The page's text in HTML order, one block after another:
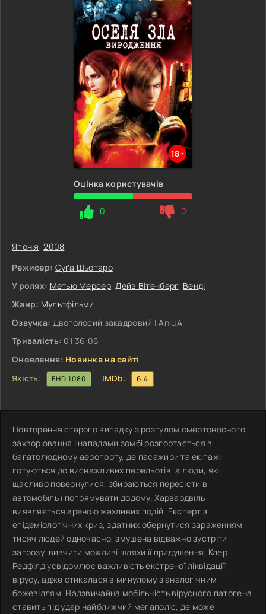
18+
Оцінка користувачів
0 0
Японія,2008
Режисер: Суґа Шьотаро
У ролях: Метью Мерсер,Дейв Вітенберґ, Венді
Жанр: Мультфільми
Озвучка: Двоголосий закадровий | AniUA
Тривалість: 01:36:06
Оновлення: Новинка на сайті
Якість:
FHD 1080 IMDb: 6.4
Повторення старого випадку з розгулом смертоносного
захворювання і нападами зомбі розгортається в
багатолюдному аеропорту, де пасажири та екіпажі
готуються до виснажливих перельотів, а люди, які
щасливо повернулися, збираються пересісти в
автомобіль і попрямувати додому. Харвардвіль
виявляється ареною жахливих подій. Експерт з
епідеміологічних криз, здатних обернутися зараженням
тисяч людей одночасно, змушена відважно зустріти
загрозу, вивчити можливі шляхи її придушення. Клер
Редфілд усвідомлює важливість екстреної ліквідації
вірусу, адже стикалася в минулому з аналогічним
божевіллям. Надзвичайна мобільність вірусного патогена
ставить під удар найближчий мегаполіс, де може